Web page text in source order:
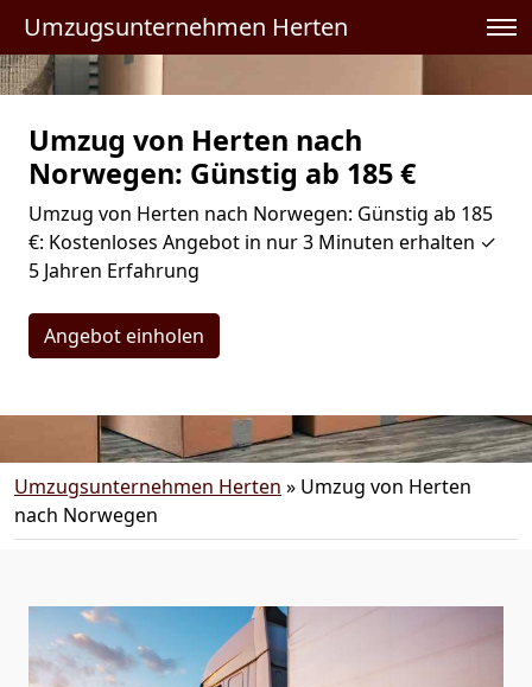
Umzugsunternehmen Herten
Umzug von Herten nach
Norwegen: Günstig ab 185 €
Umzug von Herten nach Norwegen: Günstig ab 185
€: Kostenloses Angebot in nur 3 Minuten erhalten ✓
5 Jahren Erfahrung
Angebot einholen
Umzugsunternehmen Herten » Umzug von Herten
nach Norwegen